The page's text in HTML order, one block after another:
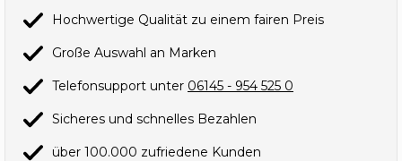
Hochwertige Qualität zu einem fairen Preis
Große Auswahl an Marken
Telefonsupport unter 06145 - 954 525 0
Sicheres und schnelles Bezahlen
über 100.000 zufriedene Kunden